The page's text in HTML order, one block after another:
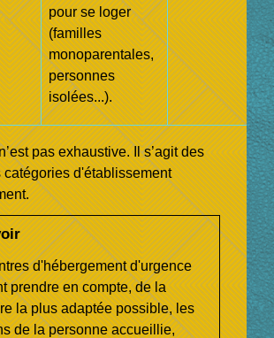
pour se loger
(familles
monoparentales,
personnes
isolées...).
pas exhaustive. Il s’agit des
catégories d'établissement
d'hébergement d'urgence
prendre en compte, de la
la plus adaptée possible, les
de la personne accueillie,